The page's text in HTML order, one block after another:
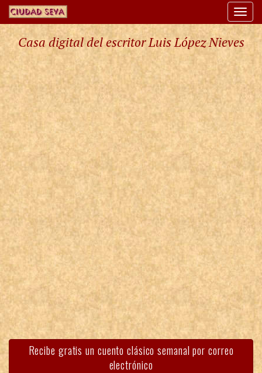
Casa digital del escritor Luis López Nieves
Recibe gratis un cuento clásico semanal por correo
electrónico